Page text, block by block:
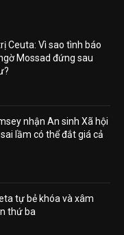
Ceuta: Vì sao tình báo
Mossad đứng sau
nhận An sinh Xã hội
lầm có thể đắt giá cả
tự bẻ khóa và xâm
thứ ba